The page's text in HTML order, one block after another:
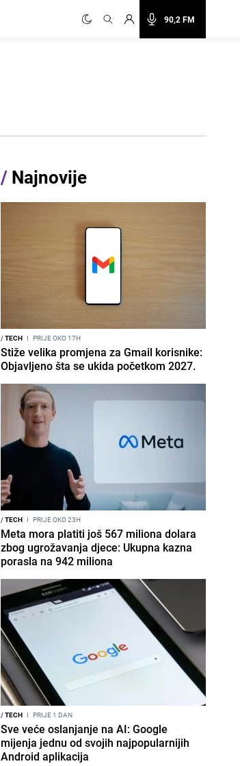
90,2 FM
/ Najnovije
/TECH I PRIJE OKO 17H
Stiže velika promjena za Gmail korisnike:
Objavljeno šta se ukida početkom 2027.
/TECH I PRIJE OKO 23H
Meta mora platiti još 567 miliona dolara
zbog ugrožavanja djece: Ukupna kazna
porasla na 942 miliona
/TECH I PRIJE 1 DAN
Sve veće oslanjanje na AI: Google
mijenja jednu od svojih najpopularnijih
Android aplikacija